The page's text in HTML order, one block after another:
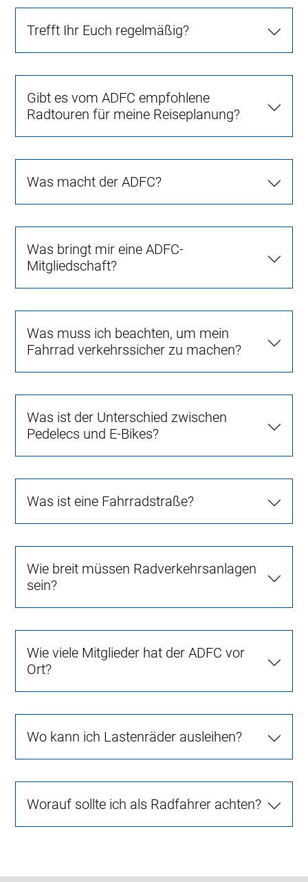
Trefft Ihr Euch regelmäßig?
Gibt es vom ADFC empfohlene
Radtouren für meine Reiseplanung?
Was macht der ADFC?
Was bringt mir eine ADFC-
Mitgliedschaft?
Was muss ich beachten, um mein
Fahrrad verkehrssicher zu machen?
Was ist der Unterschied zwischen
Pedelecs und E-Bikes?
Was ist eine Fahrradstraße?
Wie breit müssen Radverkehrsanlagen
sein?
Wie viele Mitglieder hat der ADFC vor
Ort?
Wo kann ich Lastenräder ausleihen?
Worauf sollte ich als Radfahrer achten?